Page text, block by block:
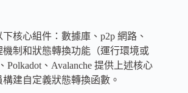
核心組件：數據庫、p2p 網路、
制和狀態轉換功能（運行環境或
Polkadot、Avalanche 提供上述核心
建自定義狀態轉換函數。